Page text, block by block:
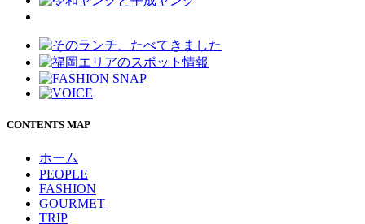
CONTENTS MAP
ホーム
PEOPLE
FASHION
GOURMET
TRIP